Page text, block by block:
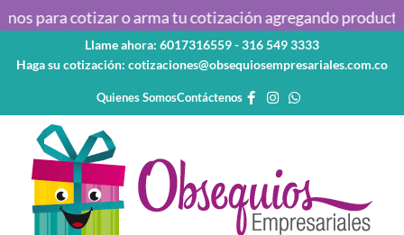
al
para cotizar o arma tu cotización agregando
Llame ahora: 6017316559 - 316 549 3333
Haga su cotización: cotizaciones@obsequiosempresariales.com.co
Quienes SomosContáctenos